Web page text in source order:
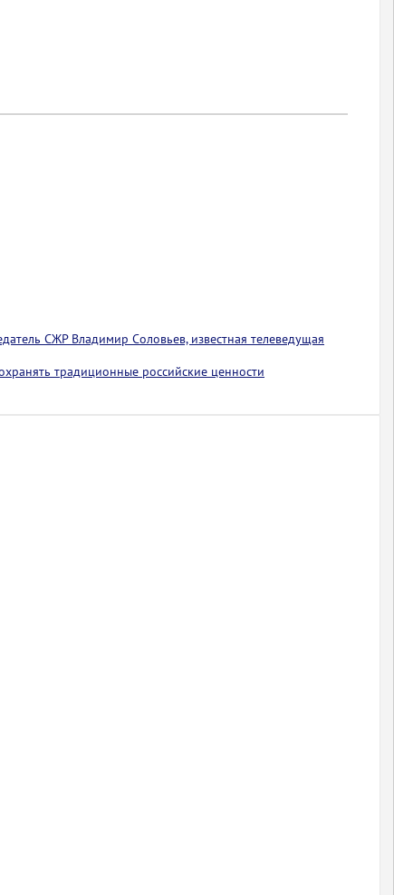
СЖР Владимир Соловьев, известная телеведущая
традиционные российские ценности